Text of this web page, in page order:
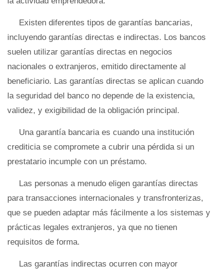
Existen diferentes tipos de garantías bancarias,
incluyendo garantías directas e indirectas. Los bancos
suelen utilizar garantías directas en negocios
nacionales o extranjeros, emitido directamente al
beneficiario. Las garantías directas se aplican cuando
la seguridad del banco no depende de la existencia,
validez, y exigibilidad de la obligación principal.
Una garantía bancaria es cuando una institución
crediticia se compromete a cubrir una pérdida si un
prestatario incumple con un préstamo.
Las personas a menudo eligen garantías directas
para transacciones internacionales y transfronterizas,
que se pueden adaptar más fácilmente a los sistemas y
prácticas legales extranjeros, ya que no tienen
requisitos de forma.
Las garantías indirectas ocurren con mayor